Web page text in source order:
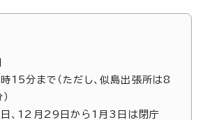
分まで（ただし、似島出張所は8
日、12月29日から1月3日は閉庁